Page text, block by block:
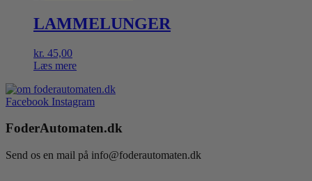
LAMMELUNGER
kr. 45,00
Læs mere
Facebook Instagram
FoderAutomaten.dk
Send os en mail på info@foderautomaten.dk